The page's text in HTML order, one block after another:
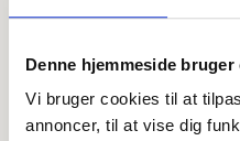
Denne hjemmeside bruger
Vi bruger cookies til at
annoncer, til at vise dig